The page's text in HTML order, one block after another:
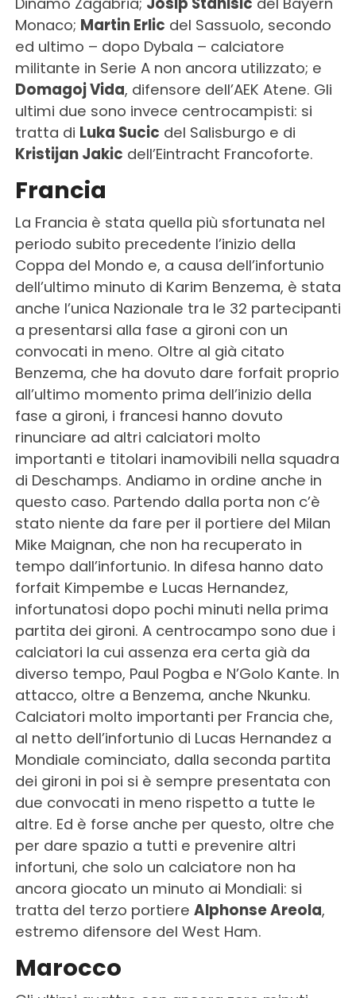
Monaco; Martin Erlic del Sassuolo, secondo
ed ultimo – dopo Dybala – calciatore
militante in Serie A non ancora utilizzato; e
Domagoj Vida, difensore dell’AEK Atene. Gli
ultimi due sono invece centrocampisti: si
tratta di Luka Sucic del Salisburgo e di
Kristijan Jakic dell’Eintracht Francoforte.
Francia
La Francia è stata quella più sfortunata nel
periodo subito precedente l’inizio della
Coppa del Mondo e, a causa dell’infortunio
dell’ultimo minuto di Karim Benzema, è stata
anche l’unica Nazionale tra le 32 partecipanti
a presentarsi alla fase a gironi con un
convocati in meno. Oltre al già citato
Benzema, che ha dovuto dare forfait proprio
all’ultimo momento prima dell’inizio della
fase a gironi, i francesi hanno dovuto
rinunciare ad altri calciatori molto
importanti e titolari inamovibili nella squadra
di Deschamps. Andiamo in ordine anche in
questo caso. Partendo dalla porta non c’è
stato niente da fare per il portiere del Milan
Mike Maignan, che non ha recuperato in
tempo dall’infortunio. In difesa hanno dato
forfait Kimpembe e Lucas Hernandez,
infortunatosi dopo pochi minuti nella prima
partita dei gironi. A centrocampo sono due i
calciatori la cui assenza era certa già da
diverso tempo, Paul Pogba e N’Golo Kante. In
attacco, oltre a Benzema, anche Nkunku.
Calciatori molto importanti per Francia che,
al netto dell’infortunio di Lucas Hernandez a
Mondiale cominciato, dalla seconda partita
dei gironi in poi si è sempre presentata con
due convocati in meno rispetto a tutte le
altre. Ed è forse anche per questo, oltre che
per dare spazio a tutti e prevenire altri
infortuni, che solo un calciatore non ha
ancora giocato un minuto ai Mondiali: si
tratta del terzo portiere Alphonse Areola,
estremo difensore del West Ham.
Marocco